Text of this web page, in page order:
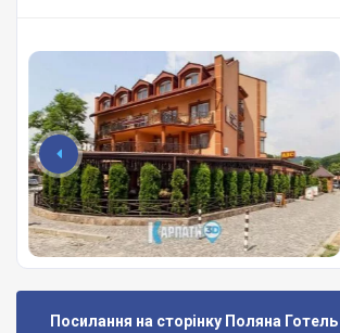
Посилання на сторінку Поляна Готель